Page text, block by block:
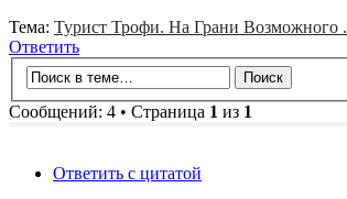
Тема: Турист Трофи. На Грани Возможного .
Ответить
Сообщений: 4 • Страница 1 из 1
Ответить с цитатой